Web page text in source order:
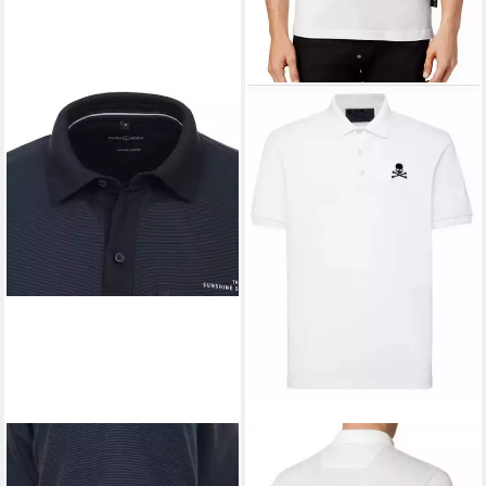
CASAMODA Poloshirt
34,95 €
49,99 €
PHILIPP PLEIN
Poloshirt Polo
Hemd Totenkopf Slim Fit